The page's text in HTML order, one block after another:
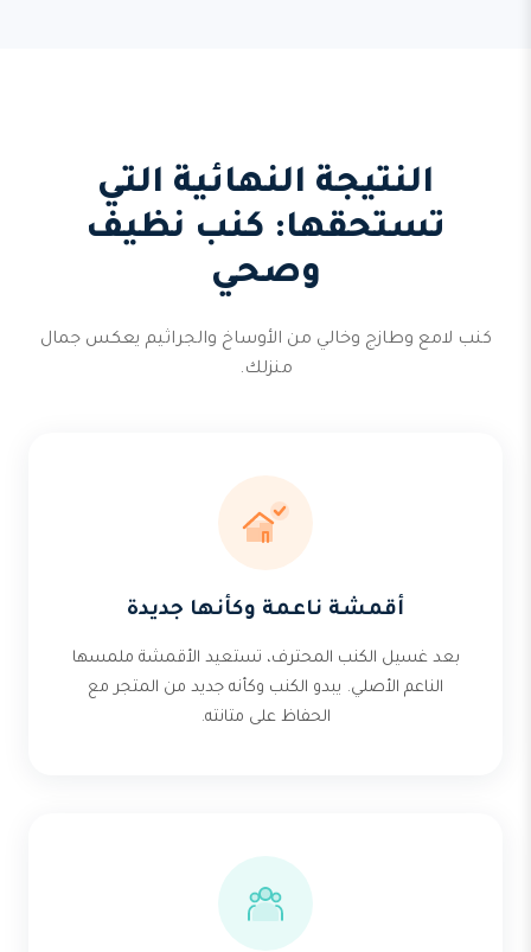
النتيجة النهائية التي
تستحقها: كنب نظيف
وصحي
كنب لامع وطازج وخالي من الأوساخ والجراثيم يعكس جمال
منزلك.
أقمشة ناعمة وكأنها جديدة
بعد غسيل الكنب المحترف، تستعيد الأقمشة ملمسها
الناعم الأصلي. يبدو الكنب وكأنه جديد من المتجر مع
الحفاظ على متانته.